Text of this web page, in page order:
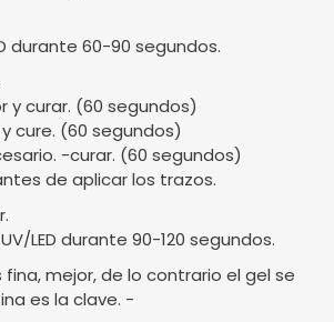
durante 60-90 segundos.
y curar. (60 segundos)
cure. (60 segundos)
-curar. (60 segundos)
de aplicar los trazos.
LED durante 90-120 segundos.
mejor, de lo contrario el gel se
es la clave. -